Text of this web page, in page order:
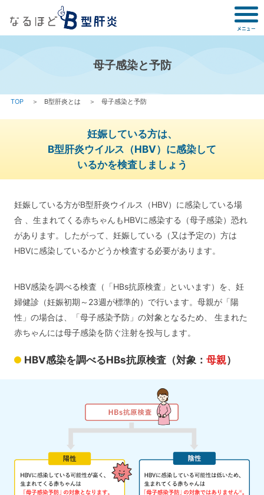
母子感染と予防
TOP B型肝炎とは 母子感染と予防
妊娠している方は、
B型肝炎ウイルス（HBV）に感染して
いるかを検査しましょう
妊娠している方がB型肝炎ウイルス（HBV）に感染している場
合 、生まれてくる赤ちゃんもHBVに感染する（母子感染）恐れ
があります。したがって、妊娠している（又は予定の）方は
HBVに感染しているかどうか検査する必要があります。
HBV感染を調べる検査（「HBs抗原検査」といいます）を、妊
婦健診（妊娠初期～23週が標準的）で行います。母親が「陽
性」の場合は、「母子感染予防」の対象となるため、 生まれた
赤ちゃんには母子感染を防ぐ注射を投与します。
HBV感染を調べるHBs抗原検査（対象： 母親）